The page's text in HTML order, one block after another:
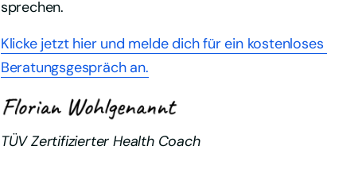
sprechen.
Klicke jetzt hier und melde dich für ein
Beratungsgespräch an.
TÜV Zertifizierter Health Coach